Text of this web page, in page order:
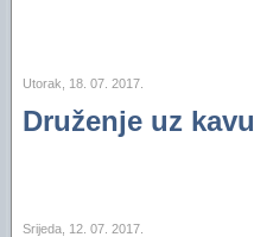
Utorak, 18. 07. 2017.
Druženje uz kavu
Srijeda, 12. 07. 2017.